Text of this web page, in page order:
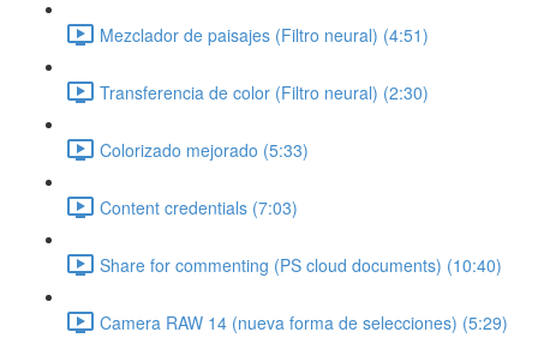
Mezclador de paisajes (Filtro neural) (4:51)
Transferencia de color (Filtro neural) (2:30)
Colorizado mejorado (5:33)
Content credentials (7:03)
Share for commenting (PS cloud documents) (10:40)
Camera RAW 14 (nueva forma de selecciones) (5:29)